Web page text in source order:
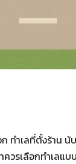
ำเลที่ตั้งร้าน
รเลือกทำเลแ